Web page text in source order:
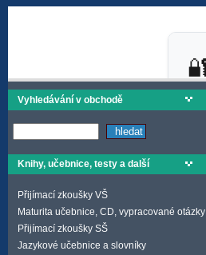
Vyhledávání v obchodě
Knihy, učebnice, testy a další
Přijímací zkoušky VŠ
Maturita učebnice, CD, vypracované otázky
Přijímací zkoušky SŠ
Jazykové učebnice a slovníky